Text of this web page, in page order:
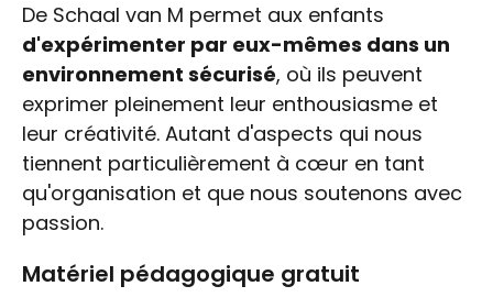
De Schaal van M permet aux enfants
d'expérimenter par eux-mêmes dans un
environnement sécurisé, où ils peuvent
exprimer pleinement leur enthousiasme et
leur créativité. Autant d'aspects qui nous
tiennent particulièrement à cœur en tant
qu'organisation et que nous soutenons avec
passion.
Matériel pédagogique gratuit